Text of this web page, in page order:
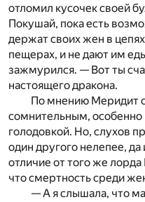
отломил кусочек своей
Покушай, пока есть
держат своих жен в
пещерах, и не дают им
зажмурился. — Вот ты
настоящего дракона.
По мнению Меридит
сомнительным, особенно
голодовкой. Но, слухов
один другого нелепее,
отличие от того же
что смертность среди
— А я слышала, что